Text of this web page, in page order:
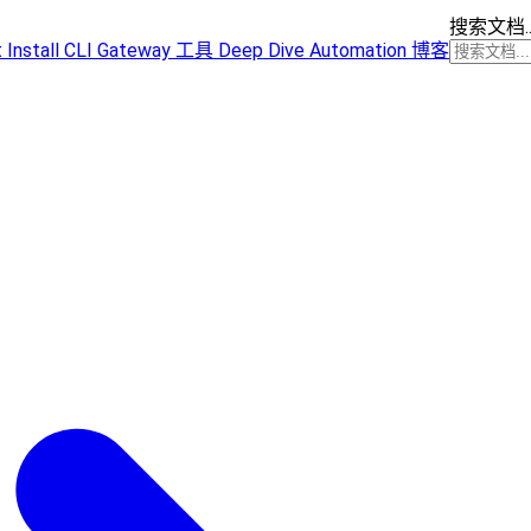
Install CLI Gateway 工具 Deep Dive Automation 博客
搜索文档